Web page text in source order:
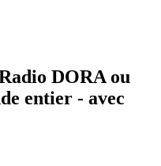
DORA ou
entier - avec